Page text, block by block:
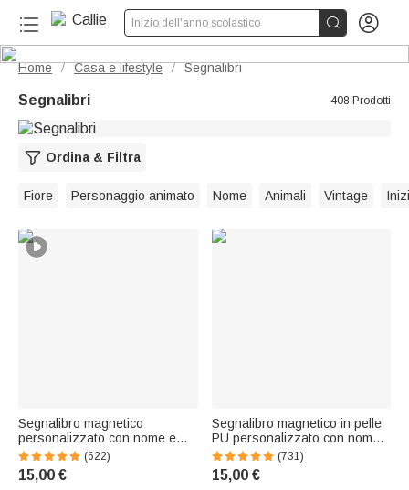
Inizio dell'anno scolastico  
Home / Casa e lifestyle / Segnalibri
Segnalibri 408 Prodotti
Ordina & Filtra
Fiore Personaggio animato Nome Animali Vintage
Segnalibro magnetico
personalizzato con nome e
personaggio in stile cartone
animato - Regalo di
compleanno per donne, uomini
(622)
15,00 €
Segnalibro magnetico in pelle
PU personalizzato con nome -
Regalo di compleanno per
amanti dei libri
(731)
15,00 €